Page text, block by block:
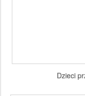
Dzieci